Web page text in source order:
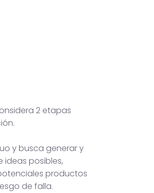
2 etapas
y busca generar y
posibles,
productos
de falla.